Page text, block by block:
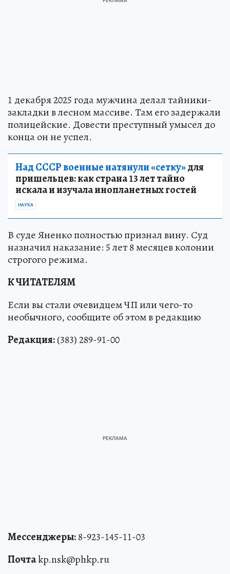
1 декабря 2025 года мужчина делал тайники-
закладки в лесном массиве. Там его задержали
полицейские. Довести преступный умысел до
конца он не успел.
Над СССР военные натянули «сетку»для
пришельцев: как страна 13 лет тайно
искала и изучала инопланетных гостей
НАУКА
В суде Яненко полностью признал вину. Суд
назначил наказание: 5 лет 8 месяцев колонии
строгого режима.
К ЧИТАТЕЛЯМ
Если вы стали очевидцем ЧП или чего-то
необычного, сообщите об этом в редакцию
Редакция:(383) 289-91-00
Мессенджеры:8-923-145-11-03
Почтаkp.nsk@phkp.ru